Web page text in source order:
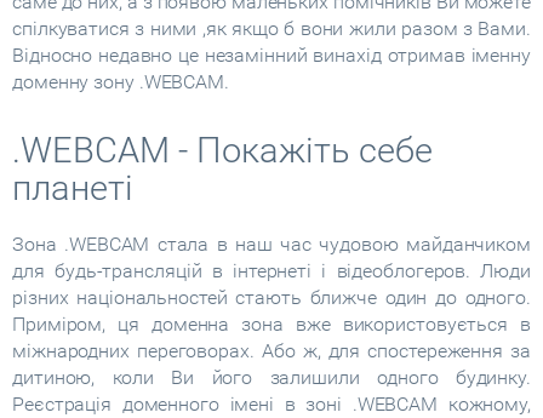
спілкуватися з ними ,як якщо б вони жили разом з Вами.
Відносно недавно це незамінний винахід отримав іменну
доменну зону .WEBCAM.
.WEBCAM - Покажіть себе
планеті
Зона .WEBCAM стала в наш час чудовою майданчиком
для будь-трансляцій в інтернеті і відеоблогеров. Люди
різних національностей стають ближче один до одного.
Приміром, ця доменна зона вже використовується в
міжнародних переговорах. Або ж, для спостереження за
дитиною, коли Ви його залишили одного будинку.
Реєстрація доменного імені в зоні .WEBCAM кожному,